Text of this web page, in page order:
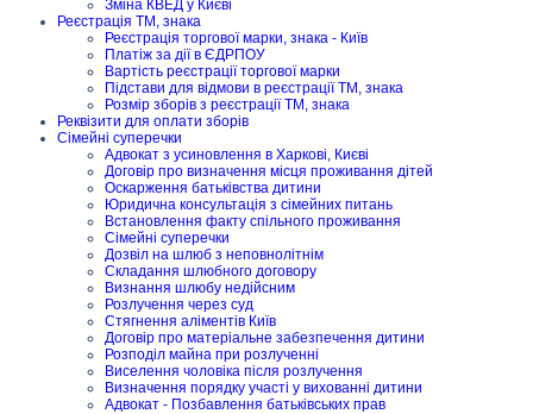
Зміна КВЕД у Києві
Реєстрація ТМ, знака
Реєстрація торгової марки, знака - Київ
Платіж за дії в ЄДРПОУ
Вартість реєстрації торгової марки
Підстави для відмови в реєстрації ТМ, знака
Розмір зборів з реєстрації ТМ, знака
Реквізити для оплати зборів
Сімейні суперечки
Адвокат з усиновлення в Харкові, Києві
Договір про визначення місця проживання дітей
Оскарження батьківства дитини
Юридична консультація з сімейних питань
Встановлення факту спільного проживання
Сімейні суперечки
Дозвіл на шлюб з неповнолітнім
Складання шлюбного договору
Визнання шлюбу недійсним
Розлучення через суд
Стягнення аліментів Київ
Договір про матеріальне забезпечення дитини
Розподіл майна при розлученні
Виселення чоловіка після розлучення
Визначення порядку участі у вихованні дитини
Адвокат - Позбавлення батьківських прав